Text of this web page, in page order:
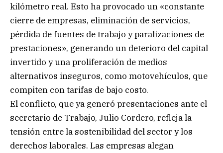
kilómetro real. Esto ha provocado un «constante
cierre de empresas, eliminación de servicios,
pérdida de fuentes de trabajo y paralizaciones de
prestaciones», generando un deterioro del capital
invertido y una proliferación de medios
alternativos inseguros, como motovehículos, que
compiten con tarifas de bajo costo.
El conflicto, que ya generó presentaciones ante el
secretario de Trabajo, Julio Cordero, refleja la
tensión entre la sostenibilidad del sector y los
derechos laborales. Las empresas alegan